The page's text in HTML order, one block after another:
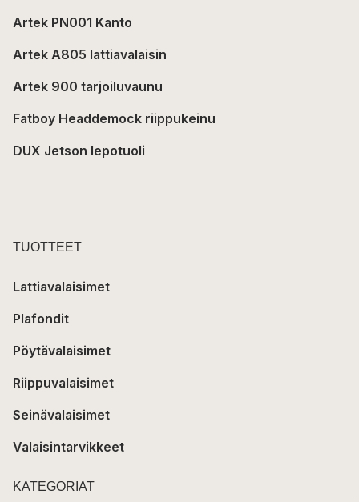
Artek PN001 Kanto
Artek A805 lattiavalaisin
Artek 900 tarjoiluvaunu
Fatboy Headdemock riippukeinu
DUX Jetson lepotuoli
TUOTTEET
Lattiavalaisimet
Plafondit
Pöytävalaisimet
Riippuvalaisimet
Seinävalaisimet
Valaisintarvikkeet
KATEGORIAT